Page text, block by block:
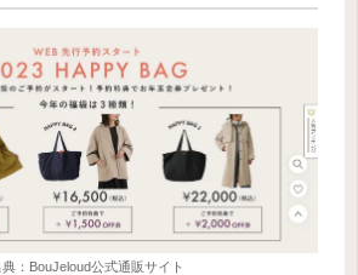
典：BouJeloud公式通販サイト